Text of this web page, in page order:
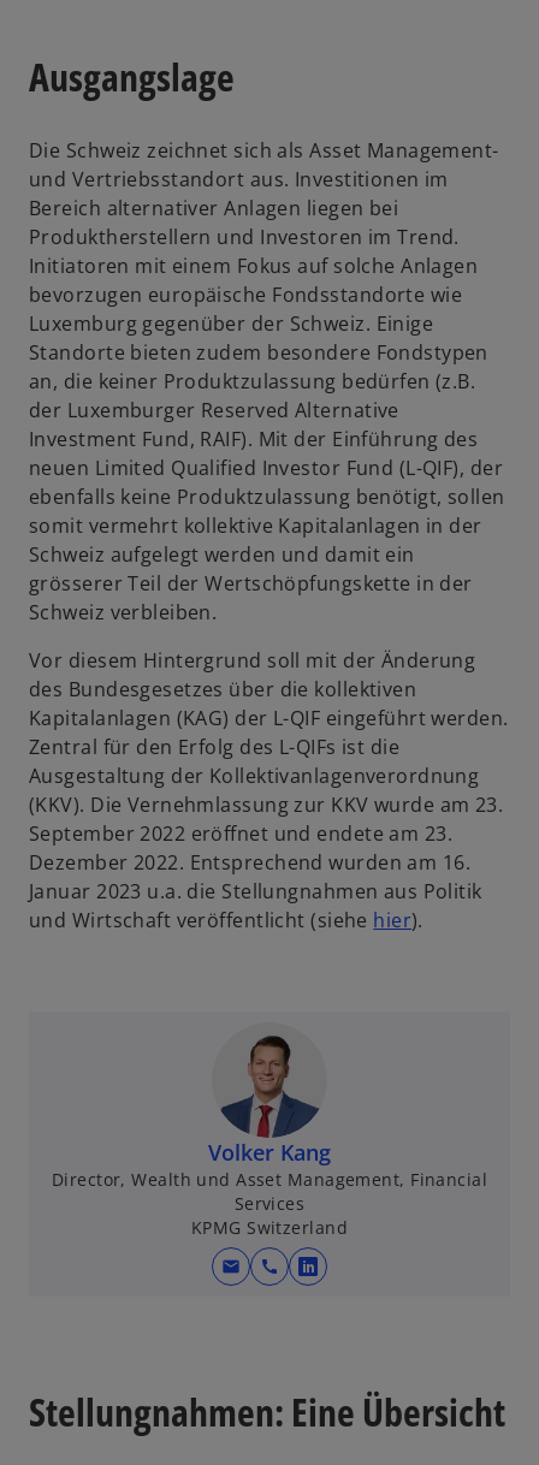
Ausgangslage
Die Schweiz zeichnet sich als Asset Management-
und Vertriebsstandort aus. Investitionen im
Bereich alternativer Anlagen liegen bei
Produktherstellern und Investoren im Trend.
Initiatoren mit einem Fokus auf solche Anlagen
bevorzugen europäische Fondsstandorte wie
Luxemburg gegenüber der Schweiz. Einige
Standorte bieten zudem besondere Fondstypen
an, die keiner Produktzulassung bedürfen (z.B.
der Luxemburger Reserved Alternative
Investment Fund, RAIF). Mit der Einführung des
neuen Limited Qualified Investor Fund (L-QIF), der
ebenfalls keine Produktzulassung benötigt, sollen
somit vermehrt kollektive Kapitalanlagen in der
Schweiz aufgelegt werden und damit ein
grösserer Teil der Wertschöpfungskette in der
Schweiz verbleiben.
Vor diesem Hintergrund soll mit der Änderung
des Bundesgesetzes über die kollektiven
Kapitalanlagen (KAG) der L-QIF eingeführt werden.
Zentral für den Erfolg des L-QIFs ist die
Ausgestaltung der Kollektivanlagenverordnung
(KKV). Die Vernehmlassung zur KKV wurde am 23.
September 2022 eröffnet und endete am 23.
Dezember 2022. Entsprechend wurden am 16.
Januar 2023 u.a. die Stellungnahmen aus Politik
und Wirtschaft veröffentlicht (siehe hierw
e
e
).
Volker Kang
Director, Wealth und Asset Management, Financial
Services
KPMG Switzerland
mail call
w
i
n
Stellungnahmen: Eine Übersicht